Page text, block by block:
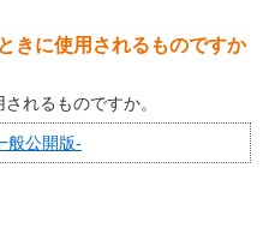
きに使用されるものですか
れるものですか。
般公開版-